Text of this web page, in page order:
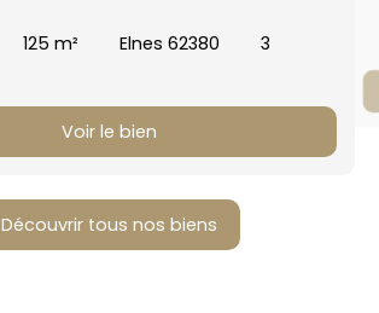
125 m² Elnes 62380 3
Voir le bien
Découvrir tous nos biens